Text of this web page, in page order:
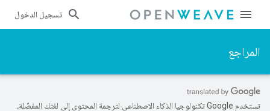
تسجيل الدخول
المراجع
تستخدم Google تكنولوجيا الذكاء الاصطناعي لترجمة المحتوى إلى لغتك المفضّلة،